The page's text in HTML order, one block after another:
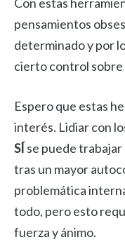
pensamientos
determinado y por
cierto control sobre
Espero que estas
interés. Lidiar con
SÍse puede trabajar
tras un mayor
problemática
todo, pero esto
fuerza y ánimo.